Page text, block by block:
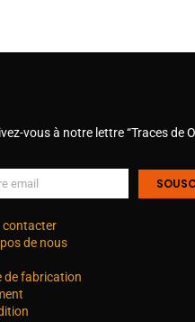
vous à notre lettre “Traces de
contacter
de nous
de fabrication